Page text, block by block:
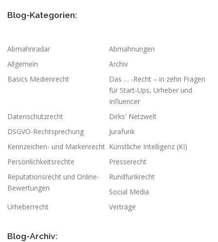
Blog-Kategorien:
Abmahnradar
Abmahnungen
Allgemein
Archiv
Basics Medienrecht
Das … -Recht – in zehn Fragen
für Start-Ups, Urheber und
Influencer
Datenschutzrecht
Dirks' Netzwelt
DSGVO-Rechtsprechung
Jurafunk
Kennzeichen- und Markenrecht Künstliche Intelligenz (KI)
Persönlichkeitsrechte
Presserecht
Reputationsrecht und Online-
Bewertungen
Rundfunkrecht
Social Media
Urheberrecht
Verträge
Blog-Archiv: